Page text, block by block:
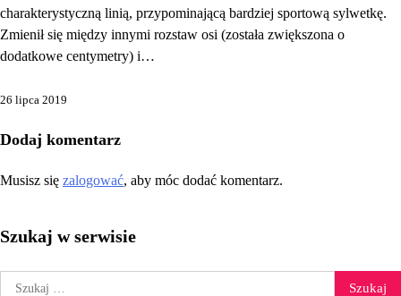
charakterystyczną linią, przypominającą bardziej sportową sylwetkę.
Zmienił się między innymi rozstaw osi (została zwiększona o
dodatkowe centymetry) i…
26 lipca 2019
Dodaj komentarz
Musisz się zalogować, aby móc dodać komentarz.
Szukaj w serwisie
Szukaj: